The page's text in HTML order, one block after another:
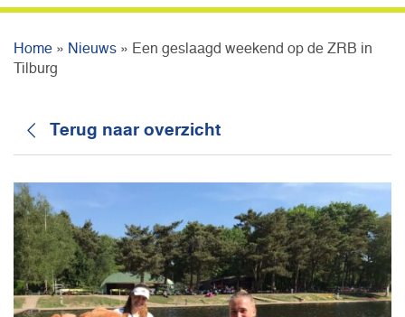
Home » Nieuws » Een geslaagd weekend op de ZRB in
Tilburg
Terug naar overzicht